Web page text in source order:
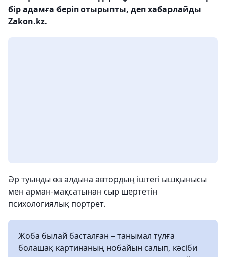
бір адамға беріп отырыпты, деп хабарлайды
Zakon.kz.
Әр туынды өз алдына автордың іштегі ышқынысы
мен арман-мақсатынан сыр шертетін
психологиялық портрет.
Жоба былай басталған – танымал тұлға
болашақ картинаның нобайын салып, кәсіби